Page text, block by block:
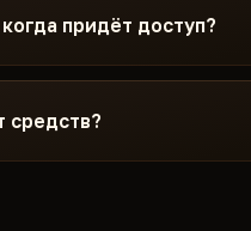
режим загрузки,
придёт доступ?
или через
после
средств?